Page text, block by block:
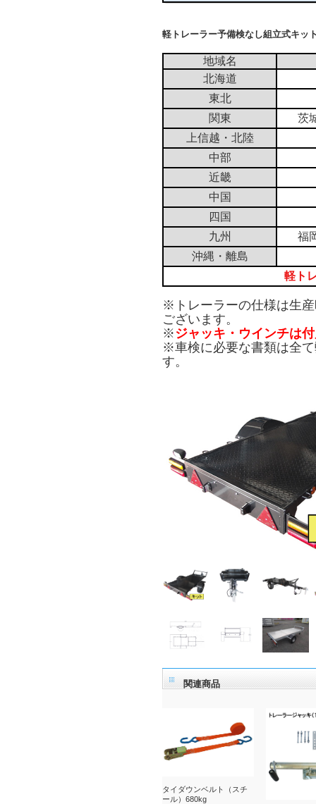
軽トレーラー予備検なし組立式キッ
地域名
北海道
東北
関東
茨
上信越・北陸
中部
近畿
中国
四国
九州
福
沖縄・離島
軽ト
※トレーラーの仕様は生
ございます。
※ ジャッキ・ウインチは
※車検に必要な書類は全
す。
関連商品
タイダウンベルト（スチ
ール）680kg